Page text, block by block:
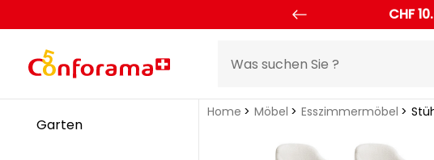
CHF
Garten
Home Möbel Esszimmermöbel